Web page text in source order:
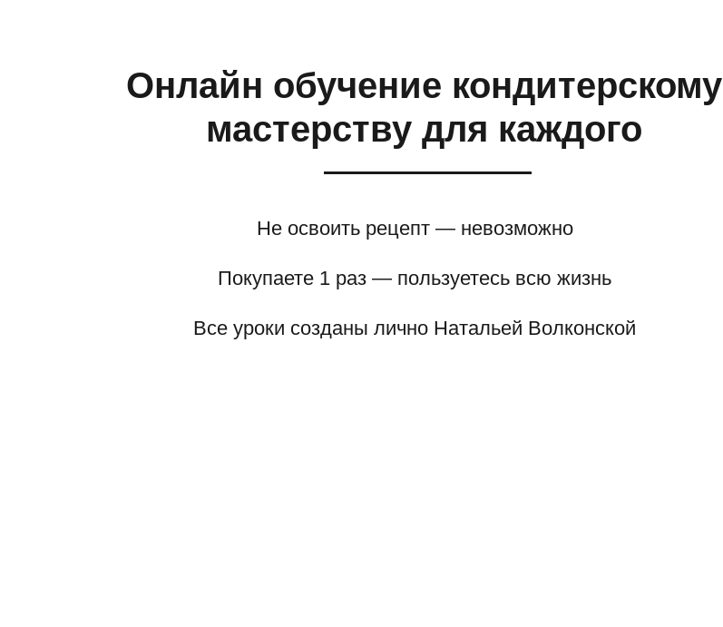
Онлайн обучение кондитерскому
мастерству для каждого
Не освоить рецепт — невозможно
Все уроки созданы лично Натальей Волконской
Покупаете 1 раз — пользуетесь всю жизнь